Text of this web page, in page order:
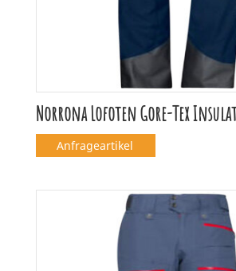
Norrona Lofoten Gore-Tex
Anfrageartikel